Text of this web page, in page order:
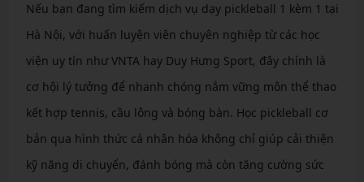
Nếu bạn đang tìm kiếm dịch vụ dạy pickleball 1 kèm 1 tại
Hà Nội, với huấn luyện viên chuyên nghiệp từ các học
viện uy tín như VNTA hay Duy Hưng Sport, đây chính là
cơ hội lý tưởng để nhanh chóng nắm vững môn thể thao
kết hợp tennis, cầu lông và bóng bàn. Học pickleball cơ
bản qua hình thức cá nhân hóa không chỉ giúp cải thiện
kỹ năng di chuyển, đánh bóng mà còn tăng cường sức